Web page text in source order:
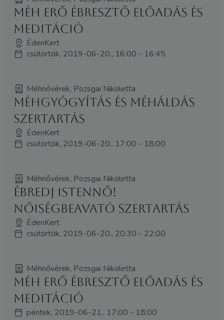
Méh Erő Ébresztő előadás és
meditáció
ÉdenKert
csütörtök, 2019-06-20., 16:00 - 16:45
Méhnővérek, Pozsgai Nikoletta
Méhgyógyítás és MéhÁldás
szertartás
ÉdenKert
csütörtök, 2019-06-20., 17:00 - 18:00
Méhnővérek, Pozsgai Nikoletta
Ébredj Istennő!
NőiségBeAvató Szertartás
ÉdenKert
csütörtök, 2019-06-20., 20:30 - 22:00
Méhnővérek, Pozsgai Nikoletta
Méh Erő Ébresztő előadás és
meditáció
péntek, 2019-06-21., 17:00 - 18:00